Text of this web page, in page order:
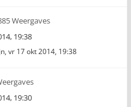
Weergaves
19:38
, vr 17 okt 2014, 19:38
19:30